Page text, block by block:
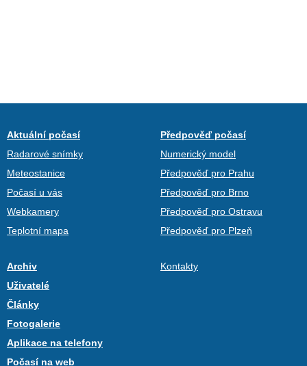
Aktuální počasí
Radarové snímky
Meteostanice
Počasí u vás
Webkamery
Teplotní mapa
Předpověď počasí
Numerický model
Předpověď pro Prahu
Předpověď pro Brno
Předpověď pro Ostravu
Předpověď pro Plzeň
Archiv
Uživatelé
Články
Fotogalerie
Aplikace na telefony
Počasí na web
Kontakty